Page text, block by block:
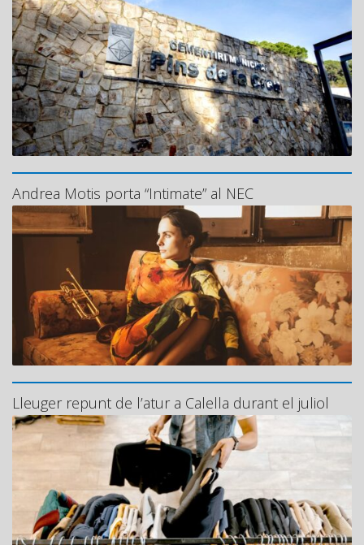
Andrea Motis porta “Intimate” al NEC
Lleuger repunt de l’atur a Calella durant el juliol